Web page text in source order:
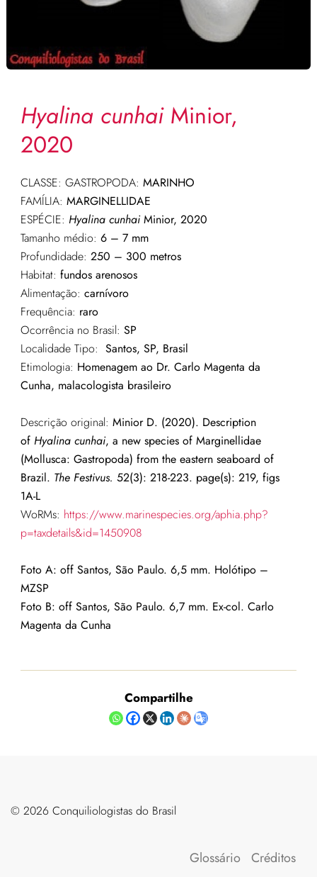
Hyalina cunhaiMinior,
2020
CLASSE: GASTROPODA: MARINHO
FAMÍLIA: MARGINELLIDAE
ESPÉCIE: Hyalina cunhaiMinior, 2020
Tamanho médio: 6 – 7 mm
Profundidade: 250 – 300 metros
Habitat: fundos arenosos
Alimentação: carnívoro
Frequência: raro
Ocorrência no Brasil: SP
Localidade Tipo: Santos, SP, Brasil
Etimologia: Homenagem ao Dr. Carlo Magenta da
Cunha, malacologista brasileiro
Descrição original: Minior D. (2020). Description
of Hyalina cunhai, a new species of Marginellidae
(Mollusca: Gastropoda) from the eastern seaboard of
Brazil. The Festivus. 52(3): 218-223. page(s): 219, figs
1A-L
WoRMs: https://www.marinespecies.org/aphia.php?
p=taxdetails&id=1450908
Foto A: off Santos, São Paulo. 6,5 mm. Holótipo –
MZSP
Foto B: off Santos, São Paulo. 6,7 mm. Ex-col. Carlo
Magenta da Cunha
Compartilhe
©️ 2026 Conquiliologistas do Brasil
Glossário Créditos